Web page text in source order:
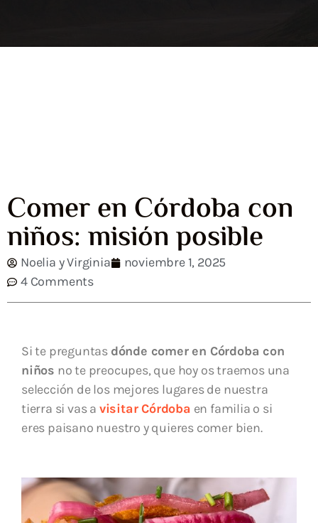
Comer en Córdoba con
niños: misión posible
Noelia y Virginia
noviembre 1, 2025
4 Comments
Si te preguntas dónde comer en Córdoba con
niños no te preocupes, que hoy os traemos una
selección de los mejores lugares de nuestra
tierra si vas a visitar Córdoba en familia o si
eres paisano nuestro y quieres comer bien.